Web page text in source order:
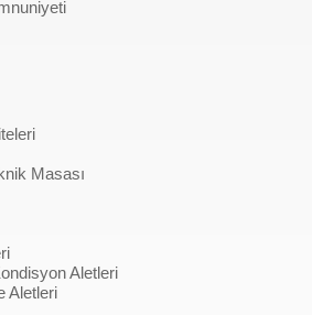
Masası
Aletleri
Aletleri